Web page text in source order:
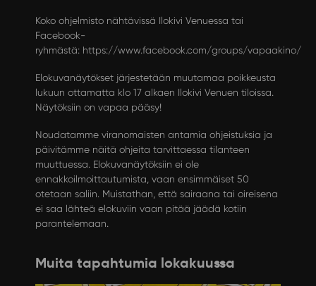
Koko ohjelmisto nähtävissä Ilokivi Venuessa tai
Facebook-
ryhmästä: https://www.facebook.com/groups/vapaakino/
Elokuvanäytökset järjestetään muutamaa poikkeusta
lukuun ottamatta klo 17 alkaen Ilokivi Venuen tiloissa.
Näytöksiin on vapaa pääsy!
Noudatamme viranomaisten antamia ohjeistuksia ja
päivitämme näitä ohjeita tarvittaessa tilanteen
muuttuessa. Elokuvanäytöksiin ei ole
ennakkoilmoittautumista, vaan ensimmäiset 50
otetaan saliin. Muistathan, että sairaana tai oireisena
ei saa lähteä elokuviin vaan pitää jäädä kotiin
parantelemaan.
Muita tapahtumia lokakuussa